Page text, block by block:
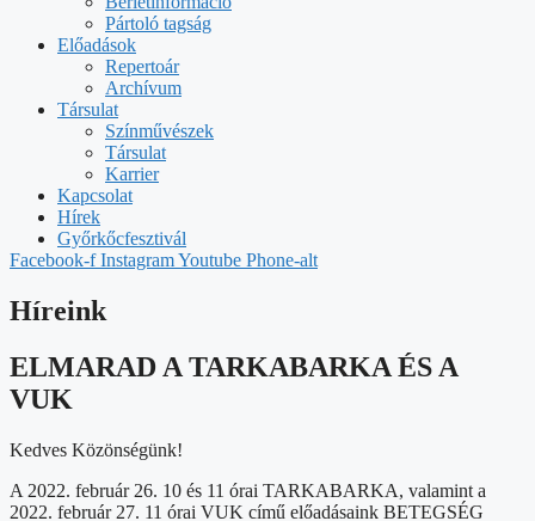
Pártoló tagság
Előadások
Repertoár
Archívum
Társulat
Színművészek
Társulat
Karrier
Kapcsolat
Hírek
Győrkőcfesztivál
Facebook-f InstagramYoutube Phone-alt
Híreink
ELMARAD A TARKABARKA ÉS A
VUK
Kedves Közönségünk!
A 2022. február 26. 10 és 11 órai TARKABARKA, valamint a
2022. február 27. 11 órai VUK című előadásaink BETEGSÉG